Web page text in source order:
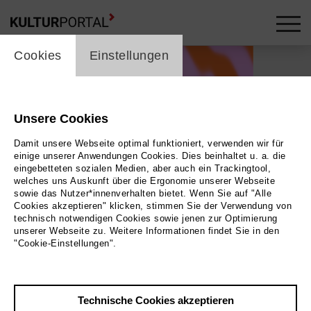
cookie_layer
Cookies Einstellungen
Unsere Cookies
Damit unsere Webseite optimal funktioniert, verwenden wir für
einige unserer Anwendungen Cookies. Dies beinhaltet u. a. die
eingebetteten sozialen Medien, aber auch ein Trackingtool,
welches uns Auskunft über die Ergonomie unserer Webseite
sowie das Nutzer*innenverhalten bietet. Wenn Sie auf "Alle
Cookies akzeptieren" klicken, stimmen Sie der Verwendung von
technisch notwendigen Cookies sowie jenen zur Optimierung
unserer Webseite zu. Weitere Informationen findet Sie in den
"Cookie-Einstellungen".
Technische Cookies akzeptieren